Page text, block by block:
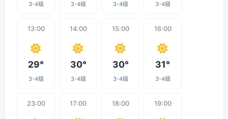
3-4级 3-4级 3-4级 3-4级
13:00
29°
3-4级
14:00
30°
3-4级
15:00
30°
3-4级
16:00
31°
3-4级
23:00 17:00 18:00 19:00